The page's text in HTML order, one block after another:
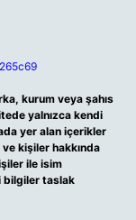
kurum veya şahıs
yalnızca kendi
yer alan içerikler
kişiler hakkında
ile isim
bilgiler taslak